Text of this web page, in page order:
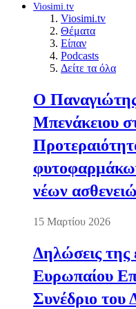
Viosimi.tv
Viosimi.tv
Θέματα
Είπαν
Podcasts
Δείτε τα όλα
Ο
Μπενάκειου
νέων
15 Μαρτίου 2026
Δηλώσεις
Ευρωπαίου
Συνέδριο του